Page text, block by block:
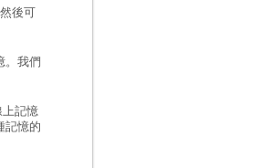
後可
。我們
上記憶
記憶的